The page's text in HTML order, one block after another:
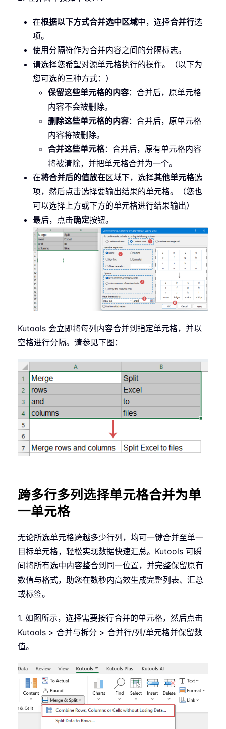
在根据以下方式合并选中区域中，选择合并行选
项。
使用分隔符作为合并内容之间的分隔标志。
请选择您希望对源单元格执行的操作。（以下为
您可选的三种方式：）
保留这些单元格的内容：合并后，原单元格
内容不会被删除。
删除这些单元格的内容：合并后，原单元格
内容将被删除。
合并这些单元格：合并后，原有单元格内容
将被清除，并把单元格合并为一个。
在将合并后的值放在区域下，选择其他单元格选
项，然后点击选择要输出结果的单元格。（您也
可以选择上方或下方的单元格进行结果输出）
最后，点击确定按钮。
Kutools 会立即将每列内容合并到指定单元格，并以
空格进行分隔。请参见下图：
跨多行多列选择单元格合并为单
一单元格
无论所选单元格跨越多少行列，均可一键合并至单一
目标单元格，轻松实现数据快速汇总。Kutools 可瞬
间将所有选中内容整合到同一位置，并完整保留原有
数值与格式，助您在数秒内高效生成完整列表、汇总
或标签。
1. 如图所示，选择需要按行合并的单元格，然后点击
Kutools > 合并与拆分 > 合并行/列/单元格并保留数
值。